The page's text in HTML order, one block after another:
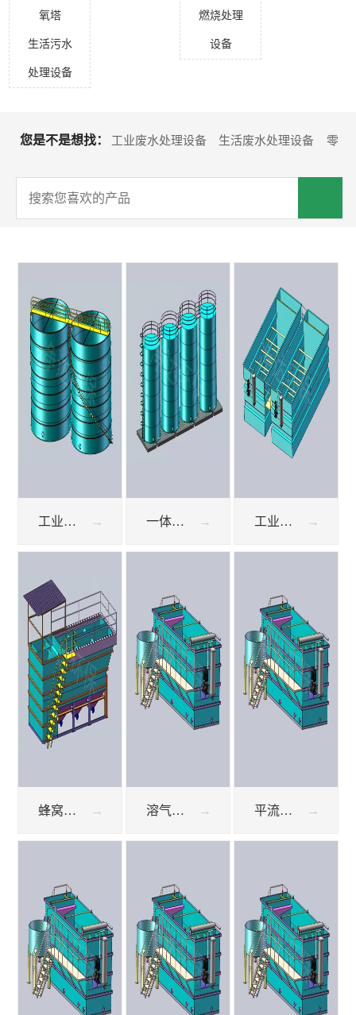
氧塔
生活污水
处理设备
燃烧处理
设备
您是不是想找： 工业废水处理设备 生活废水处理设备 零
排放回用设备
工业污水处理设备UASB厌氧反应器 一体化污水处理设备UASB厌氧系统 工业废水处理 气浮机
蜂窝斜管沉淀池 溶气式气浮机 平流式气浮机